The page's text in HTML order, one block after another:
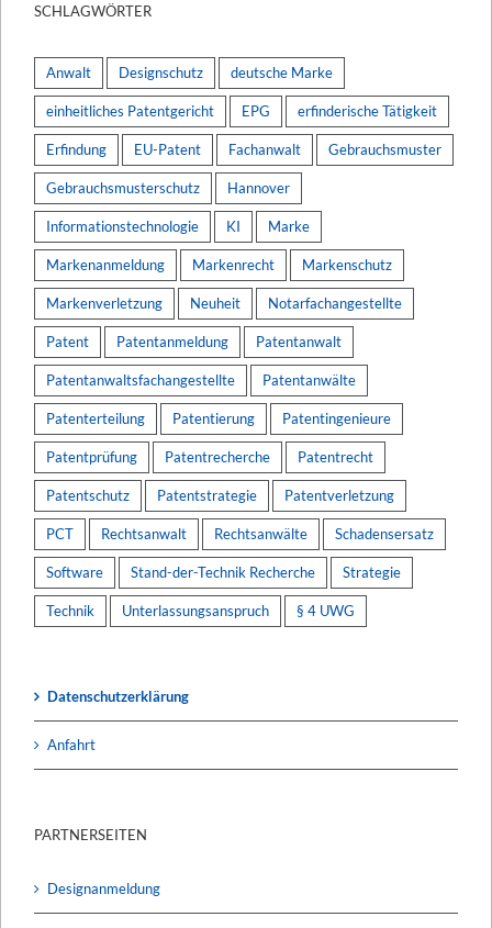
SCHLAGWÖRTER
Anwalt Designschutz deutsche Marke
einheitliches Patentgericht EPG erfinderische Tätigkeit
Erfindung EU-Patent Fachanwalt Gebrauchsmuster
Gebrauchsmusterschutz Hannover
Informationstechnologie KI Marke
Markenanmeldung Markenrecht Markenschutz
Markenverletzung Neuheit Notarfachangestellte
Patent Patentanmeldung Patentanwalt
Patentanwaltsfachangestellte Patentanwälte
Patenterteilung Patentierung Patentingenieure
Patentprüfung Patentrecherche Patentrecht
Patentschutz Patentstrategie Patentverletzung
PCT Rechtsanwalt Rechtsanwälte Schadensersatz
Software Stand-der-Technik Recherche Strategie
Technik Unterlassungsanspruch § 4 UWG
Datenschutzerklärung
Anfahrt
PARTNERSEITEN
Designanmeldung